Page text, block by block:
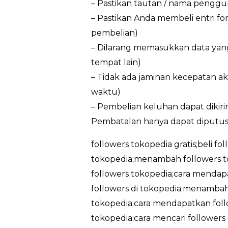
– Pastikan tautan / nama
– Pastikan Anda membeli entri
pembelian)
– Dilarang memasukkan data
tempat lain)
– Tidak ada jaminan kecepatan
waktu)
– Pembelian keluhan dapat
Pembatalan hanya dapat
followers tokopedia gratis;beli
tokopedia;menambah followers
followers tokopedia;cara
followers di
tokopedia;cara mendapatkan
tokopedia;cara mencari